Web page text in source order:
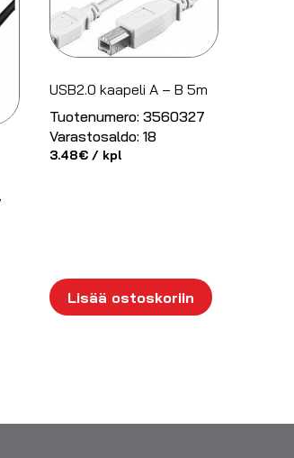
USB2.0 kaapeli A – B 5m
Tuotenumero: 3560327
Varastosaldo: 18
3.48€/ kpl
Lisää ostoskoriin